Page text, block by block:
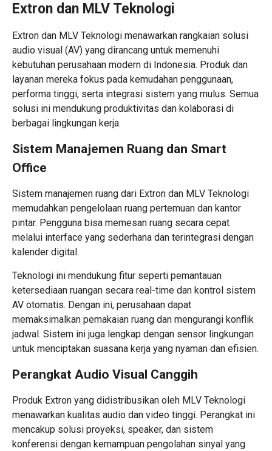
Extron dan MLV Teknologi
Extron dan MLV Teknologi menawarkan rangkaian solusi
audio visual (AV) yang dirancang untuk memenuhi
kebutuhan perusahaan modern di Indonesia. Produk dan
layanan mereka fokus pada kemudahan penggunaan,
performa tinggi, serta integrasi sistem yang mulus. Semua
solusi ini mendukung produktivitas dan kolaborasi di
berbagai lingkungan kerja.
Sistem Manajemen Ruang dan Smart
Office
Sistem manajemen ruang dari Extron dan MLV Teknologi
memudahkan pengelolaan ruang pertemuan dan kantor
pintar. Pengguna bisa memesan ruang secara cepat
melalui interface yang sederhana dan terintegrasi dengan
kalender digital.
Teknologi ini mendukung fitur seperti pemantauan
ketersediaan ruangan secara real-time dan kontrol sistem
AV otomatis. Dengan ini, perusahaan dapat
memaksimalkan pemakaian ruang dan mengurangi konflik
jadwal. Sistem ini juga lengkap dengan sensor lingkungan
untuk menciptakan suasana kerja yang nyaman dan efisien.
Perangkat Audio Visual Canggih
Produk Extron yang didistribusikan oleh MLV Teknologi
menawarkan kualitas audio dan video tinggi. Perangkat ini
mencakup solusi proyeksi, speaker, dan sistem
konferensi dengan kemampuan pengolahan sinyal yang